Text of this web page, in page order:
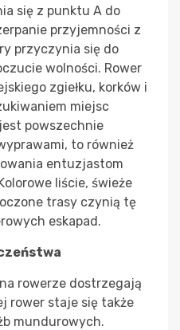
się z punktu A do
przyjemności z
przyczynia się do
wolności. Rower
zgiełku, korków i
miejsc
powszechnie
to również
entuzjastom
liście, świeże
trasy czynią tę
eskapad.
rowerze dostrzegają
rower staje się także
mundurowych.